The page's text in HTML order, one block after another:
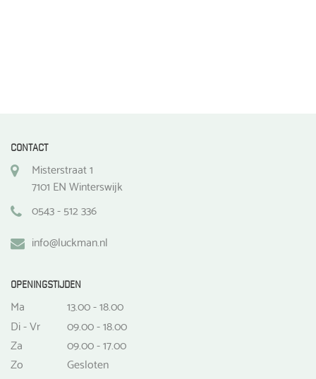
CONTACT
Misterstraat 1
7101 EN Winterswijk
0543 - 512 336
info@luckman.nl
OPENINGSTIJDEN
Ma
13.00 - 18.00
Di - Vr
09.00 - 18.00
Za
09.00 - 17.00
Zo
Gesloten